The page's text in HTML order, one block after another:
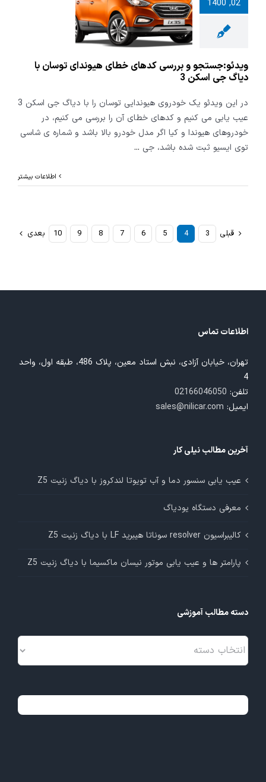
02, 1400
کدهای خطای
توسان با
اسکن 3
ویدئو:جستجو و بررسی کدهای خطای هیوندای توسان با
دیاگ جی اسکن 3
در این ویدئو یک خودروی هیوندایی توسان را با دیاگ جی اسکن 3
عیب یابی می کنیم و کدهای خطای آن را بررسی می کنیم، در
خودروهای هیوندا و کیا اگر مدل خودرو بالا باشد و شماره ی شاسی
توی ایسیو ثبت شده باشد، جی ...
اطلاعات بیشتر
قبلی 3
4
5
6
7
8
9
10 بعدی
اطلاعات تماس
تهران، خیابان آزادی، نبش استاد معین، پلاک 486، طبقه اول، واحد
4
تلفن: 02166046050
ایمیل: sales@nilicar.com
آخرین مطالب نیلی کار
عیب یابی سنسور دما و آب تویوتا لندکروز با دیاگ زنیت Z5
معرفی دستگاه یودیاگ
کالیبراسیون resolver سوناتا هیبرید LF با دیاگ زنیت Z5
پارامتر ها و عیب یابی موتور نیسان ماکسیما با دیاگ زنیت Z5
دسته مطالب آموزشی
دسته